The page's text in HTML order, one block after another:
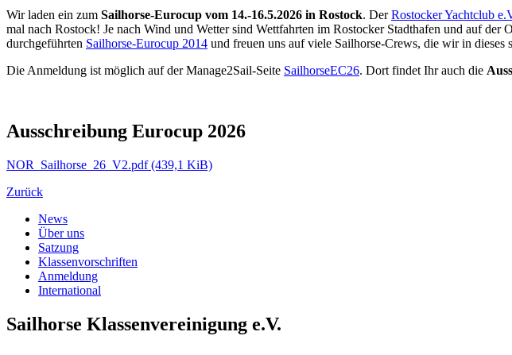
Wir laden ein zum Sailhorse-Eurocup vom 14.-16.5.2026 in Rostock. DerRostocker Yachtclub
mal nach Rostock! Je nach Wind und Wetter sind Wettfahrten im Rostocker Stadthafen und auf
durchgeführten Sailhorse-Eurocup 2014 und freuen uns auf viele Sailhorse-Crews, die wir in dieses
Die Anmeldung ist möglich auf der Manage2Sail-Seite SailhorseEC26. Dort findet Ihr auch die
Ausschreibung Eurocup 2026
NOR_Sailhorse_26_V2.pdf(439,1 KiB)
Zurück
News
Über uns
Satzung
Klassenvorschriften
Anmeldung
International
Sailhorse Klassenvereinigung e.V.